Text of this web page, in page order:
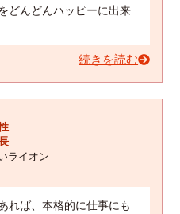
どんどんハッピーに出来
続きを読む
ライオン
れば、本格的に仕事にも